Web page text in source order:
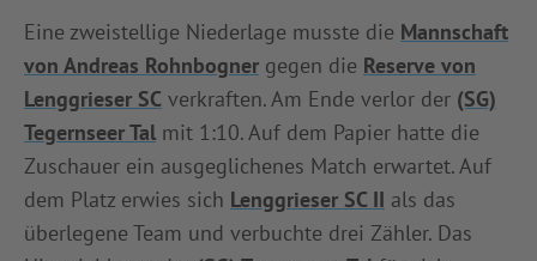
DER VERBAND
INFOTHEK SPIELPLUS
Eine zweistellige Niederlage musste die Mannschaft
von Andreas Rohnbogner gegen die Reserve von
Lenggrieser SC verkraften. Am Ende verlor der (SG)
Tegernseer Tal mit 1:10. Auf dem Papier hatte die
Zuschauer ein ausgeglichenes Match erwartet. Auf
dem Platz erwies sich Lenggrieser SC II als das
überlegene Team und verbuchte drei Zähler. Das